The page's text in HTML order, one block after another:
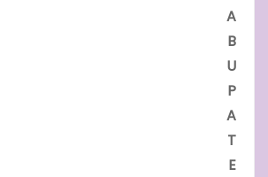
A
B
U
P
A
T
E